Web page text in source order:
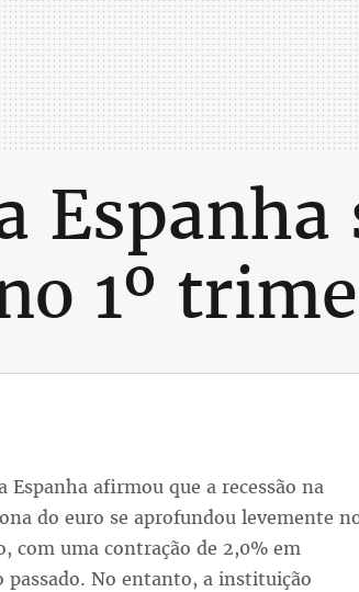
1º
Espanha afirmou que a recessão na
do euro se aprofundou levemente
com uma contração de 2,0% em
passado. No entanto, a instituição